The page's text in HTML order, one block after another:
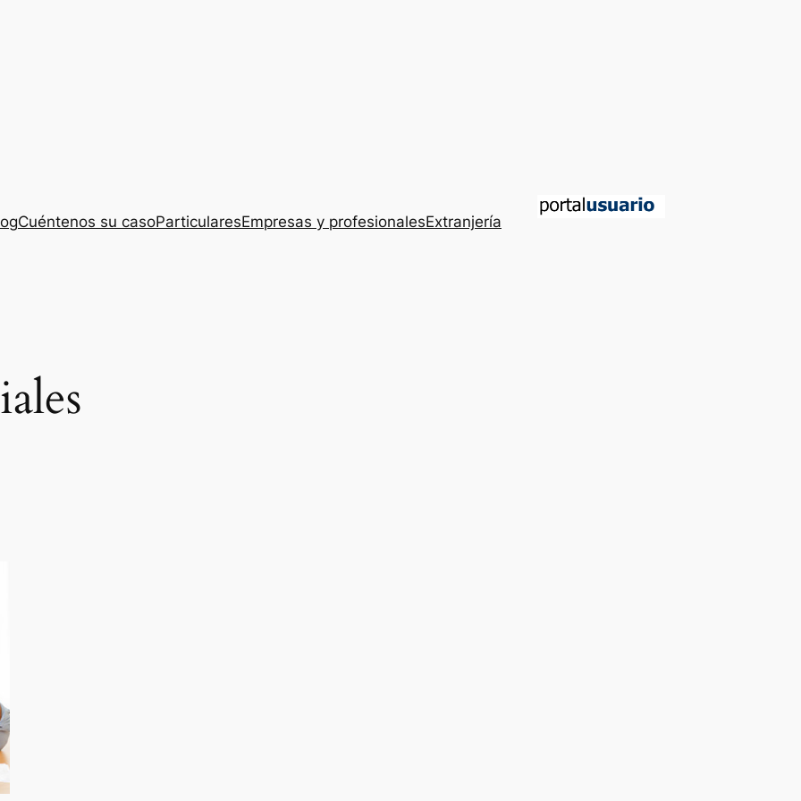
Cuéntenos su casoParticularesEmpresas y profesionalesExtranjería